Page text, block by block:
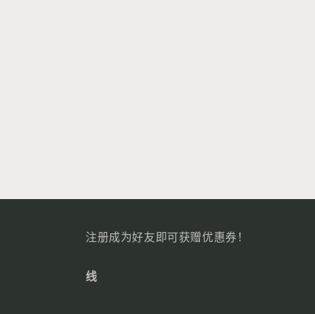
注册成为好友即可获赠优惠券！
线